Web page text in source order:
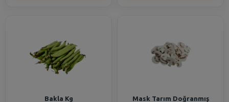
Bakla Kg
Mask Tarım Doğranmış